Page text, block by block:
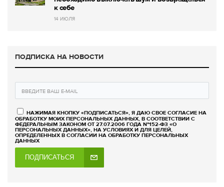
к себе
14 ИЮЛЯ
ПОДПИСКА НА НОВОСТИ
НАЖИМАЯ КНОПКУ «ПОДПИСАТЬСЯ», Я ДАЮ СВОЕ СОГЛАСИЕ НА
ОБРАБОТКУ МОИХ ПЕРСОНАЛЬНЫХ ДАННЫХ, В СООТВЕТСТВИИ С
ФЕДЕРАЛЬНЫМ ЗАКОНОМ ОТ 27.07.2006 ГОДА №152-ФЗ «О
ПЕРСОНАЛЬНЫХ ДАННЫХ», НА УСЛОВИЯХ И ДЛЯ ЦЕЛЕЙ,
ОПРЕДЕЛЕННЫХ В СОГЛАСИИ НА ОБРАБОТКУ ПЕРСОНАЛЬНЫХ
ДАННЫХ
ПОДПИСАТЬСЯ